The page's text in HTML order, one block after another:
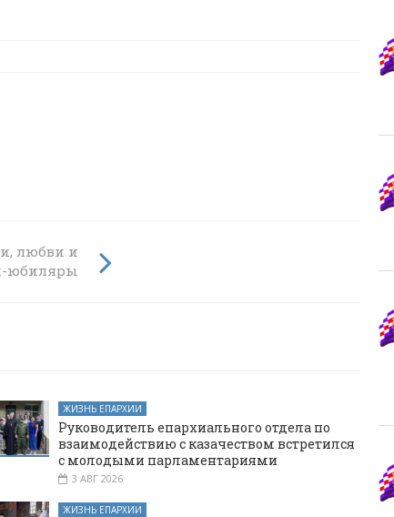
любви и
юбиляры
ЖИЗНЬ ЕПАРХИИ
Руководитель епархиального отдела по
взаимодействию с казачеством встретился
с молодыми парламентариями
3 АВГ 2026
ЖИЗНЬ ЕПАРХИИ